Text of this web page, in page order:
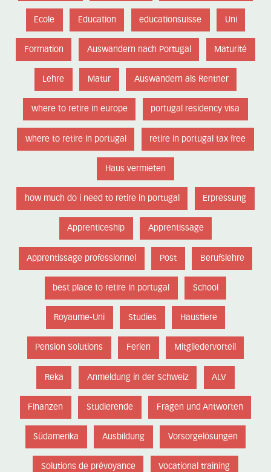
Ecole Education educationsuisse Uni
Formation Auswandern nach Portugal Maturité
Lehre Matur Auswandern als Rentner
where to retire in europe portugal residency visa
where to retire in portugal retire in portugal tax free
Haus vermieten
how much do i need to retire in portugal Erpressung
Apprenticeship Apprentissage
Apprentissage professionnel Post Berufslehre
best place to retire in portugal School
Royaume-Uni Studies Haustiere
Pension Solutions Ferien Mitgliedervorteil
Reka Anmeldung in der Schweiz ALV
Finanzen Studierende Fragen und Antworten
Südamerika Ausbildung Vorsorgelösungen
Solutions de prévoyance Vocational training